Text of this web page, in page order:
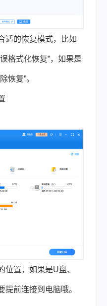
适的恢复模式，比如
格式化恢复”，如果是
恢复”。
位置，如果是U盘、
提前连接到电脑哦。